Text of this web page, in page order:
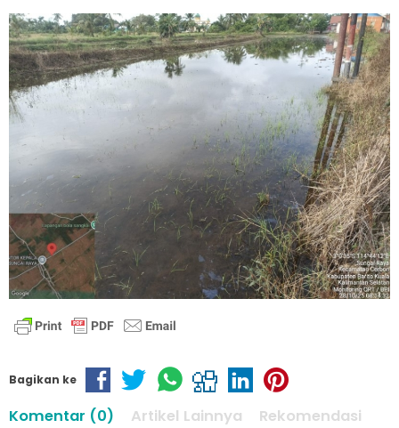
Bagikan ke
Komentar (0) Artikel Lainnya Rekomendasi